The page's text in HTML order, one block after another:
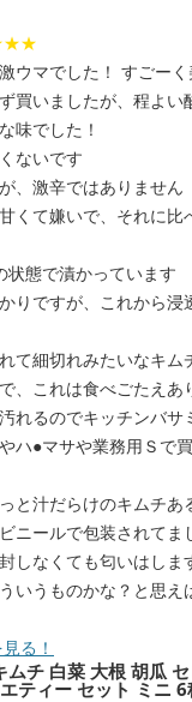
ウマでした！ すごーく
買いましたが、程よい
味でした！
ないです
、激辛ではありません
くて嫌いで、それに比
状態で漬かっています
りですが、これから浸
て細切れみたいなキム
、これは食べごたえあ
れるのでキッチンバサ
ハ●マサや業務用Ｓで
と汁だらけのキムチあ
ニールで包装されてま
しなくても匂いはしま
いうものかな？と思え
る！
ムチ 白菜 大根 胡瓜
ティー セット ミニ 6